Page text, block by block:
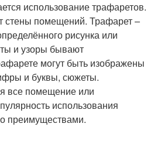
использование трафаретов.
стены помещений. Трафарет –
рисунка или
и узоры бывают
могут быть изображены
и буквы, сюжеты.
все помещение или
использования
преимуществами.